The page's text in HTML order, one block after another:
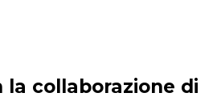
la collaborazione di